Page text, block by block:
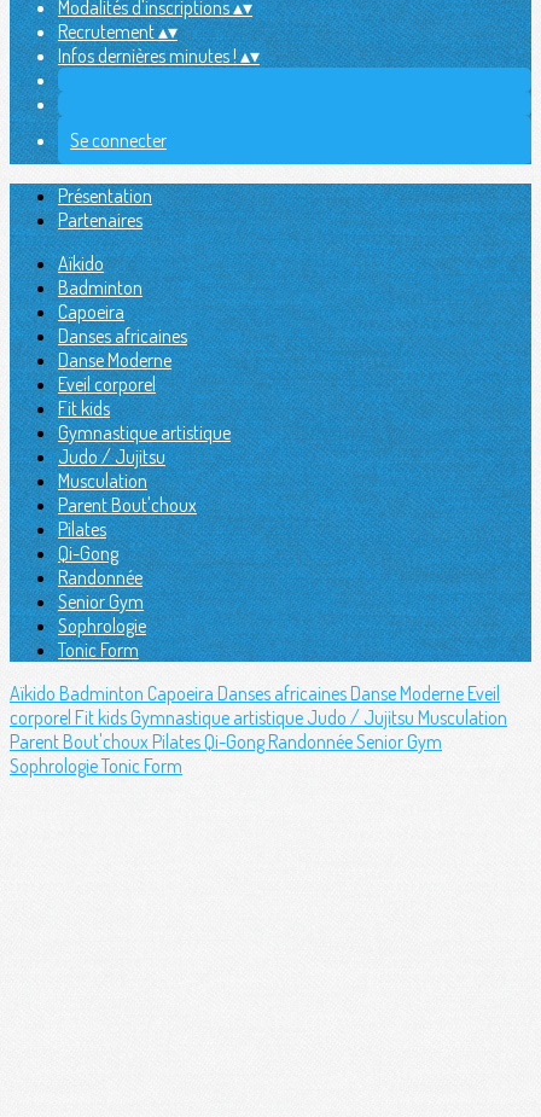
Modalités d'inscriptions▴▾
Recrutement▴▾
Infos dernières minutes !▴▾
Se connecter
Présentation
Partenaires
Aïkido
Badminton
Capoeira
Danses africaines
Danse Moderne
Eveil corporel
Fit kids
Gymnastique artistique
Judo / Jujitsu
Musculation
Parent Bout'choux
Pilates
Qi-Gong
Randonnée
Senior Gym
Sophrologie
Tonic Form
Aïkido Badminton Capoeira Danses africainesDanse ModerneEveil
corporel Fit kidsGymnastique artistique Judo / Jujitsu Musculation
Parent Bout'choux PilatesQi-GongRandonnéeSenior Gym
SophrologieTonic Form